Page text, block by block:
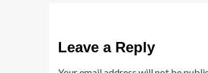
Leave a Reply